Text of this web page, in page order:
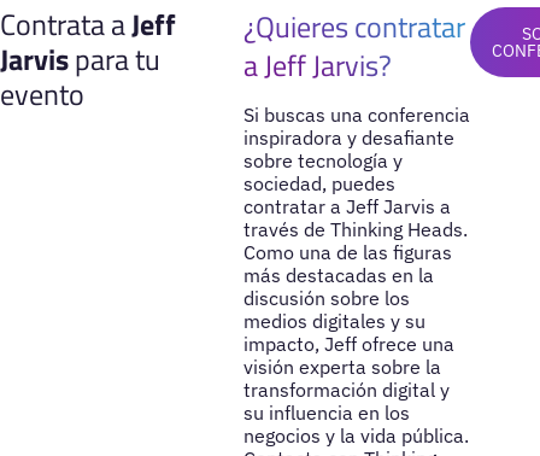
Contrata aJeff
Jarvispara tu
evento
¿Quieres contratar
a Jeff Jarvis?
Si buscas una conferencia
inspiradora y desafiante
sobre tecnología y
sociedad, puedes
contratar a Jeff Jarvis a
través de Thinking Heads.
Como una de las figuras
más destacadas en la
discusión sobre los
medios digitales y su
impacto, Jeff ofrece una
visión experta sobre la
transformación digital y
su influencia en los
negocios y la vida pública.